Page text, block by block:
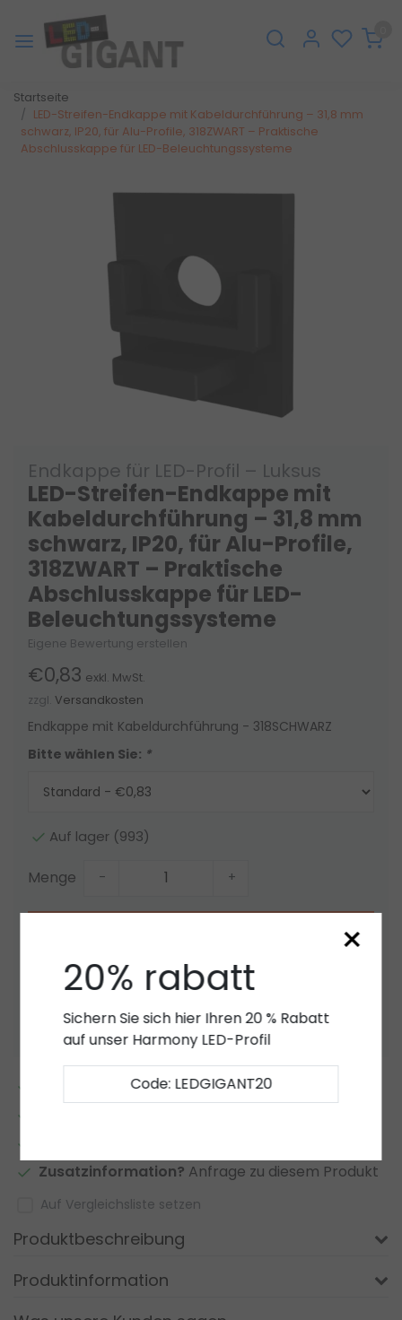
Startseite
LED-Streifen-Endkappe mit Kabeldurchführung – 31,8 mm
schwarz, IP20, für Alu-Profile, 318ZWART – Praktische
Abschlusskappe für LED-Beleuchtungssysteme
Endkappe für LED-Profil – Luksus
LED-Streifen-Endkappe mit
Kabeldurchführung – 31,8 mm
schwarz, IP20, für Alu-Profile,
318ZWART – Praktische
Abschlusskappe für LED-
Beleuchtungssysteme
Eigene Bewertung erstellen
€0,83 exkl. MwSt.
zzgl. Versandkosten
Endkappe mit Kabeldurchführung - 318SCHWARZ
Bitte wählen Sie: *
Auf lager (993)
Menge - +
Angebot
Zur Wunschliste hinzufügen
2 bis 7 JahreGarantie*
Zusatzinformation? Anfrage zu diesem Produkt
Auf Vergleichsliste setzen
Produktbeschreibung
Produktinformation
×
20% rabatt
Sichern Sie sich hier Ihren 20 % Rabatt
auf unser Harmony LED-Profil
Code: LEDGIGANT20